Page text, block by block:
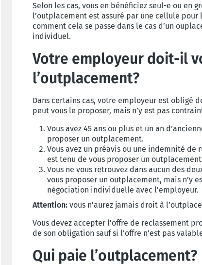
Selon les cas, vous en bénéficiez seul-e ou en
l’outplacement est assuré par une cellule
comment cela se passe dans le cas d’un
individuel.
Votre employeur doit-il
l’outplacement?
Dans certains cas, votre employeur est obligé
peut vous le proposer, mais n’y est pas
Vous avez 45 ans ou plus et un an
proposer un outplacement.
Vous avez un préavis ou une indemnité
est tenu de vous proposer un
Vous ne vous retrouvez dans aucun des
vous proposer un outplacement, mais n’y
négociation individuelle avec l’employeur.
Attention: vous n’aurez jamais droit à
Vous devez accepter l’offre de reclassement
de son obligation sauf si l’offre n’est pas
Qui paie l’outplacement?